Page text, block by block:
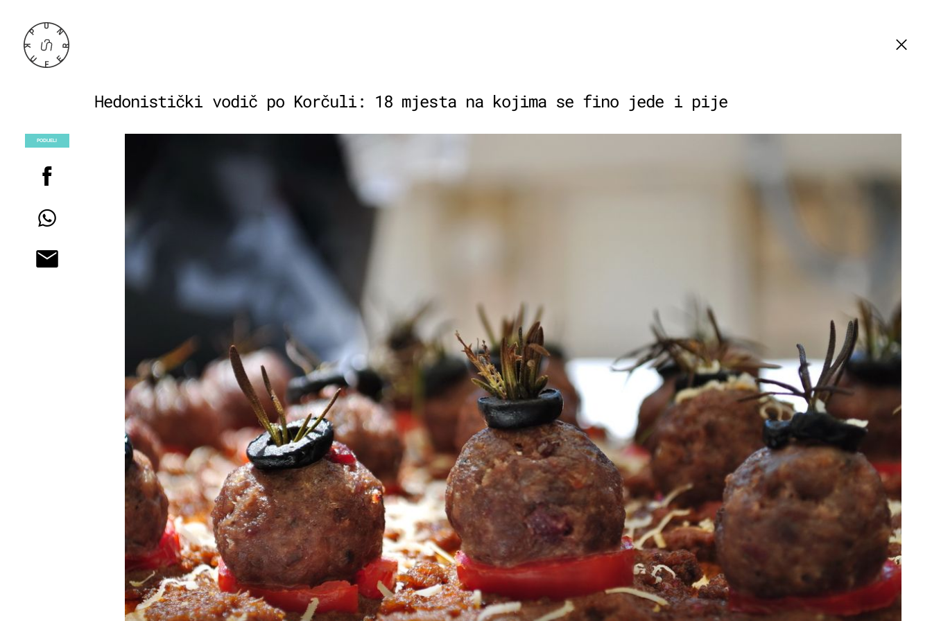
Hedonistički vodič po Korčuli: 18 mjesta na kojima se fino jede i pije
PODIJELI
NAJLJEPŠA NA OTOKU?
Nepripitomljena ljepotica: Tirkizna
uvala na Korčuli bez kafića, restorana
i signala
MASSIMO BAR NA KORČULI
Bez lifta i stepenica: Hit-mjesto na
hrvatskom otoku za koktele i zalaske
sunca u kuli iz 15. stoljeća
+5
POŠTENE CIJENE, VELIKE PORCIJE
Sreća na tanjuru: Fantastično mjesto
za ručak u "najribarskijem mjestu na
Jadranu"